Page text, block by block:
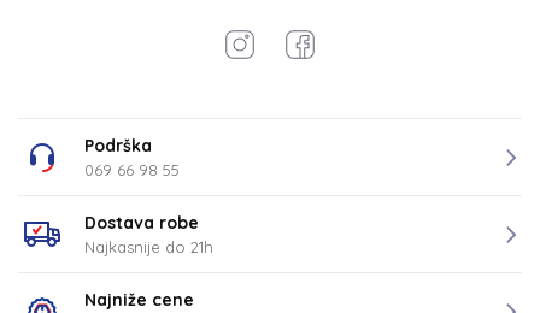
Podrška
069 66 98 55
Dostava robe
Najkasnije do 21h
Najniže cene